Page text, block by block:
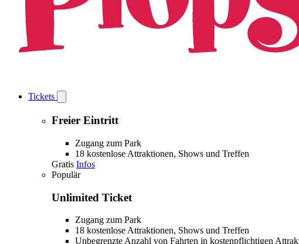
Tickets
Tickets
submenu
Freier Eintritt
Zugang zum Park
18 kostenlose Attraktionen, Shows und Treffen
Gratis Infos
Populär
Unlimited Ticket
Zugang zum Park
18 kostenlose Attraktionen, Shows und Treffen
Unbegrenzte Anzahl von Fahrten in kostenpflichtigen